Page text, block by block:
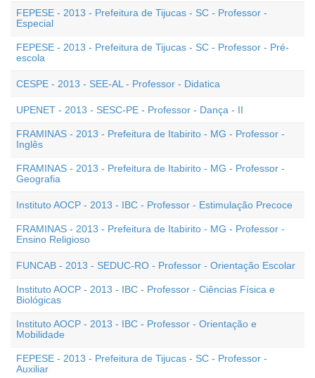
FEPESE - 2013 - Prefeitura de Tijucas - SC - Professor -
Especial
FEPESE - 2013 - Prefeitura de Tijucas - SC - Professor - Pré-
escola
CESPE - 2013 - SEE-AL - Professor - Didatica
UPENET - 2013 - SESC-PE - Professor - Dança - II
FRAMINAS - 2013 - Prefeitura de Itabirito - MG - Professor -
Inglês
FRAMINAS - 2013 - Prefeitura de Itabirito - MG - Professor -
Geografia
Instituto AOCP - 2013 - IBC - Professor - Estimulação Precoce
FRAMINAS - 2013 - Prefeitura de Itabirito - MG - Professor -
Ensino Religioso
FUNCAB - 2013 - SEDUC-RO - Professor - Orientação Escolar
Instituto AOCP - 2013 - IBC - Professor - Ciências Física e
Biológicas
Instituto AOCP - 2013 - IBC - Professor - Orientação e
Mobilidade
FEPESE - 2013 - Prefeitura de Tijucas - SC - Professor -
Auxiliar